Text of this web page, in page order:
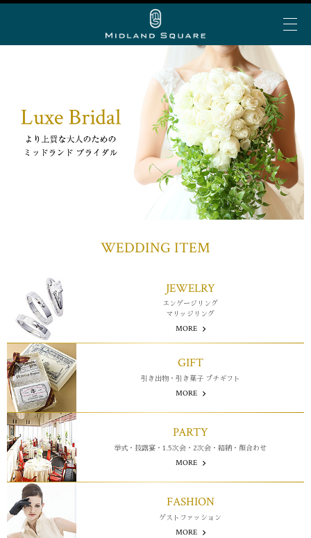
イベント＆トピックス
お知らせ
My Story vol.69 デジタ
ルブック
ミッドランド 夏グルメ
ミッドランド ランチ
ミッドランド 会食・接待
Web MyStory
ミッドランド スクエア プレミアムマガジンにWeb版
が登場しました！
広報ブログ
イベント情報、ショップ最新情報を中心に様々な角度
からミッドランドを綴ってまいります。
ショップ＆レストランを探す
50音で探す
トヨタ自動車ショールーム
スカイホールそら
ミッドランドホール・会議室
施設案内
ビル・コンセプト
銀行・証券・ATM
クリニック スクール
その他オフィス
公共交通機関でお越しの方
空港からお越しの方
自転車でお越しの方
パブリックサービス
エレベーター・エスカレーター
ランク別サービス内容
ご登録手順
Q＆A（よくあるご質問）
お問い合わせ
会員利用規約
総合インフォメーション
イベントスペース
取材・プレスリリース
店舗スタッフ募集
その他お問い合わせ一覧
よくあるご質問
日本語 简体 繁體
WEDDING ITEM
JEWELRY
エンゲージリング
マリッジリング
MORE
GIFT
引き出物・引き菓子 プチギフト
MORE
PARTY
挙式・披露宴・1.5次会・ 2次会・結納・顔合わせ
MORE
FASHION
ゲストファッション
MORE